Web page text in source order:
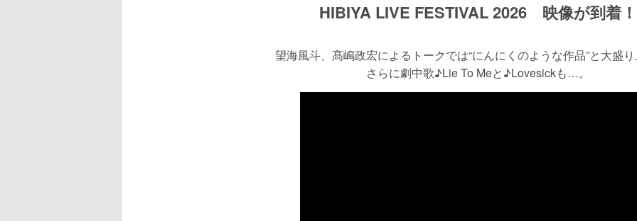
HIBIYA LIVE FESTIVAL 2026 映像が到着！
望海風斗、髙嶋政宏によるトークでは“にんにくのような作品”と大盛
さらに劇中歌♪Lie To Meと♪Lovesickも…。